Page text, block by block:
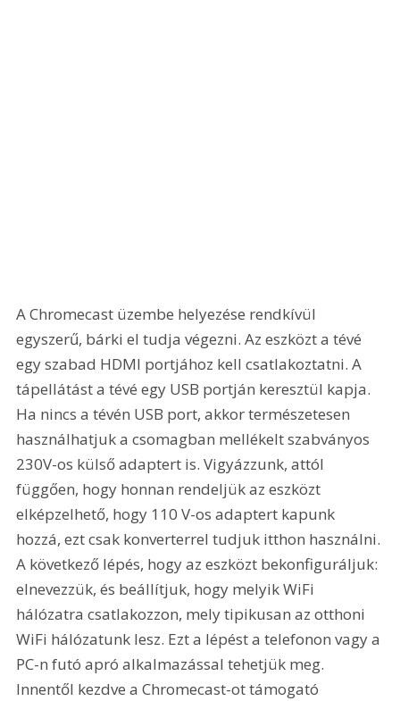
A Chromecast üzembe helyezése rendkívül
egyszerű, bárki el tudja végezni. Az eszközt a tévé
egy szabad HDMI portjához kell csatlakoztatni. A
tápellátást a tévé egy USB portján keresztül kapja.
Ha nincs a tévén USB port, akkor természetesen
használhatjuk a csomagban mellékelt szabványos
230V-os külső adaptert is. Vigyázzunk, attól
függően, hogy honnan rendeljük az eszközt
elképzelhető, hogy 110 V-os adaptert kapunk
hozzá, ezt csak konverterrel tudjuk itthon használni.
A következő lépés, hogy az eszközt bekonfiguráljuk:
elnevezzük, és beállítjuk, hogy melyik WiFi
hálózatra csatlakozzon, mely tipikusan az otthoni
WiFi hálózatunk lesz. Ezt a lépést a telefonon vagy a
PC-n futó apró alkalmazással tehetjük meg.
Innentől kezdve a Chromecast-ot támogató